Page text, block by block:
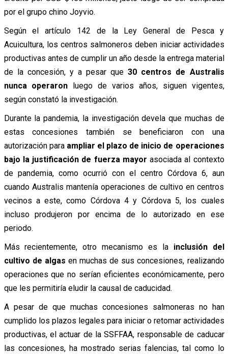
por el grupo chino Joyvio.
Según el artículo 142 de la Ley General de Pesca y
Acuicultura, los centros salmoneros deben iniciar actividades
productivas antes de cumplir un año desde la entrega material
de la concesión, y a pesar que30 centros de Australis
nunca operaron luego de varios años, siguen vigentes,
según constató la investigación.
Durante la pandemia, la investigación devela que muchas de
estas concesiones también se beneficiaron con una
autorización para ampliar el plazo de inicio de operaciones
bajo la justificación de fuerza mayor asociada al contexto
de pandemia, como ocurrió con el centro Córdova 6, aun
cuando Australis mantenía operaciones de cultivo en centros
vecinos a este, como Córdova 4 y Córdova 5, los cuales
incluso produjeron por encima de lo autorizado en ese
periodo.
Más recientemente, otro mecanismo es la inclusión del
cultivo de algas en muchas de sus concesiones, realizando
operaciones que no serían eficientes económicamente, pero
que les permitiría eludir la causal de caducidad.
A pesar de que muchas concesiones salmoneras no han
cumplido los plazos legales para iniciar o retomar actividades
productivas, el actuar de la SSFFAA, responsable de caducar
las concesiones, ha mostrado serias falencias, tal como lo